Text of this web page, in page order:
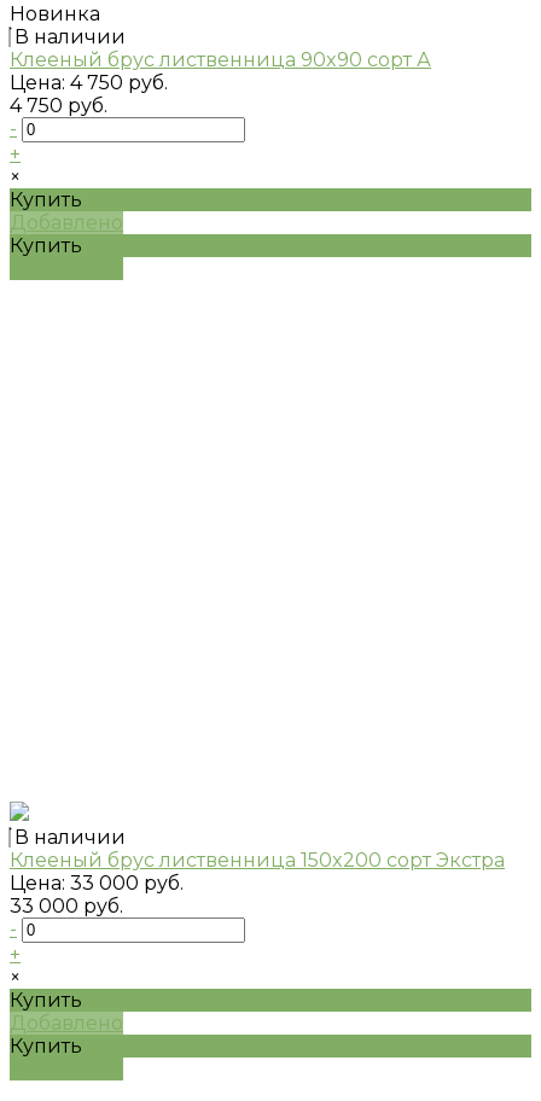
Новинка
В наличии
Клееный брус лиственница 90x90 сорт А
Цена: 4 750 руб.
4 750 руб.
-
+
×
Купить
Добавлено
Купить
В наличии
Клееный брус лиственница 150x200 сорт Экстра
Цена: 33 000 руб.
33 000 руб.
-
+
×
Купить
Добавлено
Купить